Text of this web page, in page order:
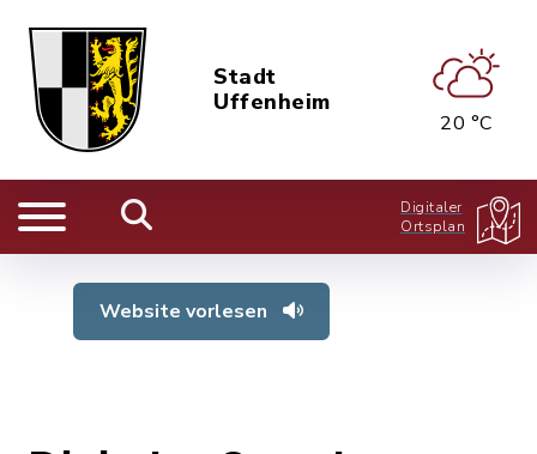
Stadt
Uffenheim
20 °C
Digitaler
Ortsplan
Website vorlesen